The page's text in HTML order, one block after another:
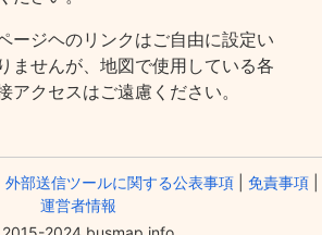
ージヘのリンクはご自由に設定い
ませんが、地図で使用している各
アクセスはご遠慮ください。
外部送信ツールに関する公表事項| 免責事項|
運営者情報